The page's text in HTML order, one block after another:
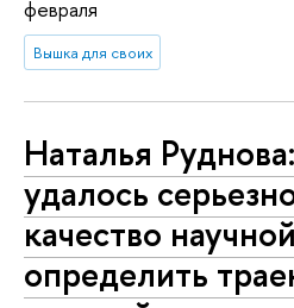
февраля
Вышка для своих
Наталья
удалось
качество
определить